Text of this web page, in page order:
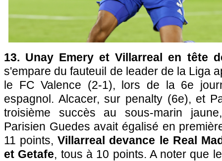
13. Unay Emery et Villarreal en tête
s'empare du fauteuil de leader de la Liga
le FC Valence (2-1), lors de la 6e
espagnol. Alcacer, sur penalty (6e), et
troisième succès au sous-marin
Parisien Guedes avait égalisé en
11 points,Villarreal devance le Real
et Getafe, tous à 10 points. A noter que